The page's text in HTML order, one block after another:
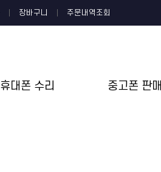
장바구니 주문내역조회
휴대폰 수리 중고폰 판매